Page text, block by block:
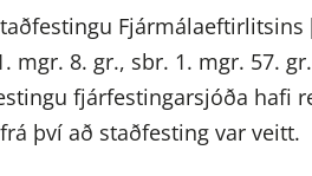
Fjármálaeftirlitsins
8. gr., sbr. 1. mgr. 57.
fjárfestingarsjóða hafi
því að staðfesting var veitt.